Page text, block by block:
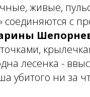
живые,
соединяются с
лесенка -
убитого ни за